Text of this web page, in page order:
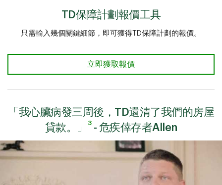
TD保障計劃報價工具​​​​​​​
只需輸入幾個關鍵細節，即可獲得TD保障計劃的報價。
立即獲取報價
「我心臟病發三周後，TD還清了我們的房屋
貸款。」
3- 危疾倖存者Allen